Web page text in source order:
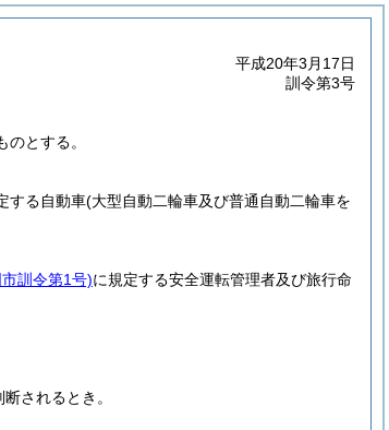
平成20年3月17日
訓令第3号
とする。
する自動車(大型自動二輪車及び普通自動二輪車を
訓令第1号)に規定する安全運転管理者及び旅行命
されるとき。